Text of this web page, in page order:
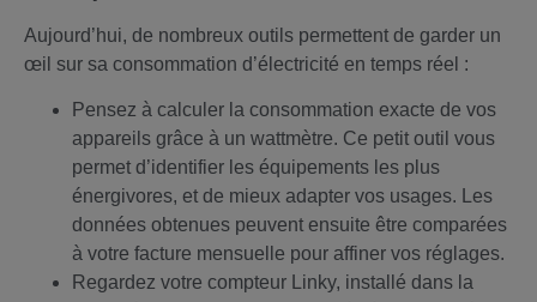
Aujourd’hui, de nombreux outils permettent de garder un
œil sur sa consommation d’électricité en temps réel :
Pensez à calculer la consommation exacte de vos
appareils grâce à un wattmètre. Ce petit outil vous
permet d’identifier les équipements les plus
énergivores, et de mieux adapter vos usages. Les
données obtenues peuvent ensuite être comparées
à votre facture mensuelle pour affiner vos réglages.
Regardez votre compteur Linky, installé dans la